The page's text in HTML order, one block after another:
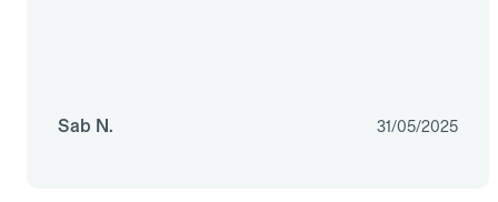
Sab N. 31/05/2025